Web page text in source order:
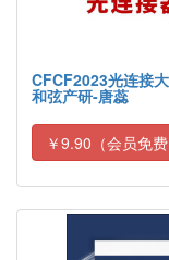
CFCF2023光连接
和弦产研-唐蕊
￥9.90（会员免费